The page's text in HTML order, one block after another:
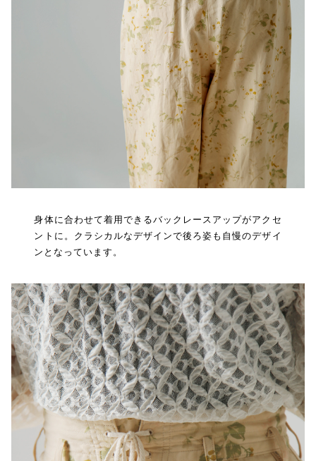
身体に合わせて着用できるバックレースアップがアクセ
ントに。クラシカルなデザインで後ろ姿も自慢のデザイ
ンとなっています。